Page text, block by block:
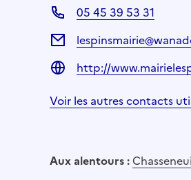
05 45 39 53 31
http://
Voir les autres contacts
Aux alentours :